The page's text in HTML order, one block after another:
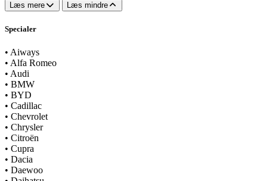
Læs mere Læs mindre
Specialer
• Aiways
• Alfa Romeo
• Audi
• BMW
• BYD
• Cadillac
• Chevrolet
• Chrysler
• Citroën
• Cupra
• Dacia
• Daewoo